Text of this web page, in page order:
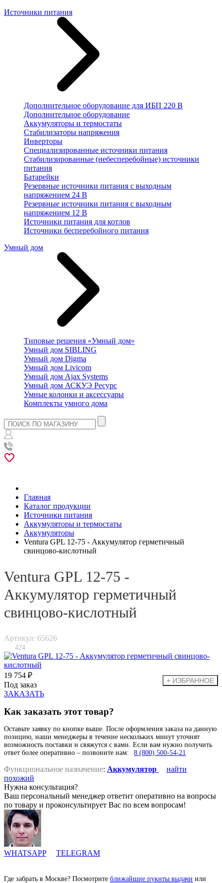
Источники питания
Дополнительное оборудование для ИБП 220 В
Дополнительное оборудование
Аккумуляторы и термостаты
Стабилизаторы напряжения
Инверторы
Специализированные источники питания
Стабилизированные (небесперебойные) источники
питания
Батарейки
Резервные источники питания с выходным
напряжением 24 В
Резервные источники питания с выходным
напряжением 12 В
Источники питания для котлов
Источники бесперебойного питания
Умный дом
Типовые решения «Умный дом»
Умный дом SIBLING
Умный дом Digma
Умный дом Livicom
Умный дом Ajax Systems
Умный дом АСКУЭ Ресурс
Умные колонки и аксессуары
Комплекты умного дома
Главная
Каталог продукции
Источники питания
Аккумуляторы и термостаты
Аккумуляторы
Ventura GPL 12-75 - Аккумулятор герметичный
свинцово-кислотный
Ventura GPL 12-75 -
Аккумулятор герметичный
свинцово-кислотный
Артикул: 65626
424
19 754 ₽
Под заказ
ЗАКАЗАТЬ
Как заказать этот товар?
Оставьте заявку по кнопке выше. После оформления заказа на данную
позицию, наши менеджеры в течение нескольких минут уточнят
возможность поставки и свяжутся с вами. Если вам нужно получить
ответ более оперативно – позвоните нам:
8 (800) 500-54-21
Функциональное назначение: Аккумулятор
найти
похожий
Нужна консультация?
Ваш персональный менеджер ответит оперативно на вопросы
по товару и проконсультирует Вас по всем вопросам!
WHATSAPP TELEGRAM
Где забрать в Москве? Посмотрите ближайшие пукнты выдачи или